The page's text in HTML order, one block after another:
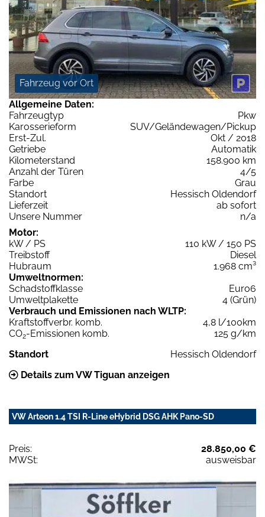
Fahrzeug vor Ort
Allgemeine Daten:
Fahrzeugtyp
Pkw
Karosserieform
SUV/Geländewagen/Pickup
Erst-Zul.
Okt / 2018
Getriebe
Automatik
Kilometerstand
158.900 km
Anzahl der Türen
4/5
Farbe
Grau
Standort
Hessisch Oldendorf
Lieferzeit
ab sofort
Unsere Nummer
n/a
Motor:
kW / PS
110 kW / 150 PS
Treibstoff
Diesel
Hubraum
1.968 cm³
Umweltnormen:
Schadstoffklasse
Euro6
Umweltplakette
4 (Grün)
Verbrauch und Emissionen nach WLTP:
Kraftstoffverbr. komb.
4,8 l/100km
CO2-Emissionen komb.
125 g/km
Standort
Hessisch Oldendorf
Details zum VW Tiguan anzeigen
VW Arteon 1.4 TSI R-Line eHybrid DSG AHK Pano-SD
Preis:
28.850,00 €
MWSt:
ausweisbar